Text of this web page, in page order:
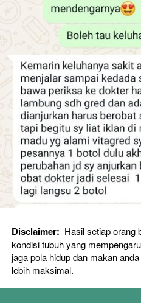
Disclaimer: Hasil setiap orang
kondisi tubuh yang
jaga pola hidup dan makan
lebih maksimal.